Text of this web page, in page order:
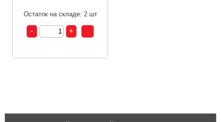
Остаток на складе: 2 шт